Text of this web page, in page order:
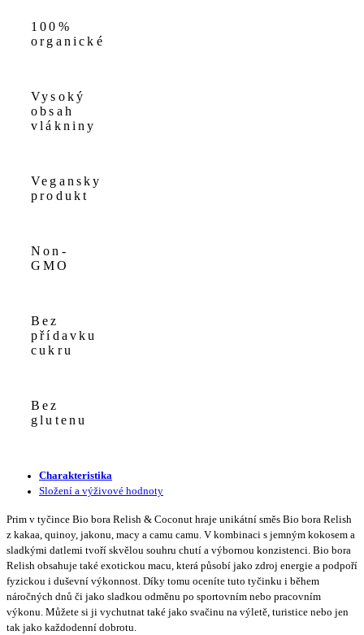
100%
organické
Vysoký
obsah
vlákniny
Vegansky
produkt
Non-
GMO
Bez
přídavku
cukru
Bez
glutenu
Charakteristika
Složení a výživové hodnoty
Prim v tyčince Bio bora Relish & Coconut hraje unikátní směs Bio bora Relish
z kakaa, quinoy, jakonu, macy a camu camu. V kombinaci s jemným kokosem a
sladkými datlemi tvoří skvělou souhru chutí a výbornou konzistenci. Bio bora
Relish obsahuje také exotickou macu, která působí jako zdroj energie a podpoří
fyzickou i duševní výkonnost. Díky tomu oceníte tuto tyčinku i během
náročných dnů či jako sladkou odměnu po sportovním nebo pracovním
výkonu. Můžete si ji vychutnat také jako svačinu na výletě, turistice nebo jen
tak jako každodenní dobrotu.